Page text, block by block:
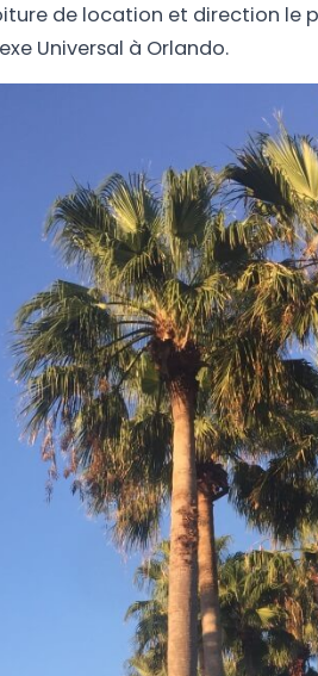
de location et direction le
Universal à Orlando.